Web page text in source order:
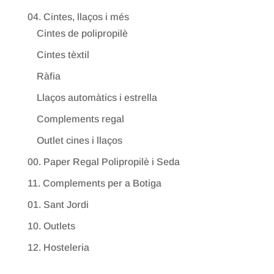
04. Cintes, llaços i més
Cintes de polipropilè
Cintes tèxtil
Ràfia
Llaços automàtics i estrella
Complements regal
Outlet cines i llaços
00. Paper Regal Polipropilè i Seda
11. Complements per a Botiga
01. Sant Jordi
10. Outlets
12. Hosteleria